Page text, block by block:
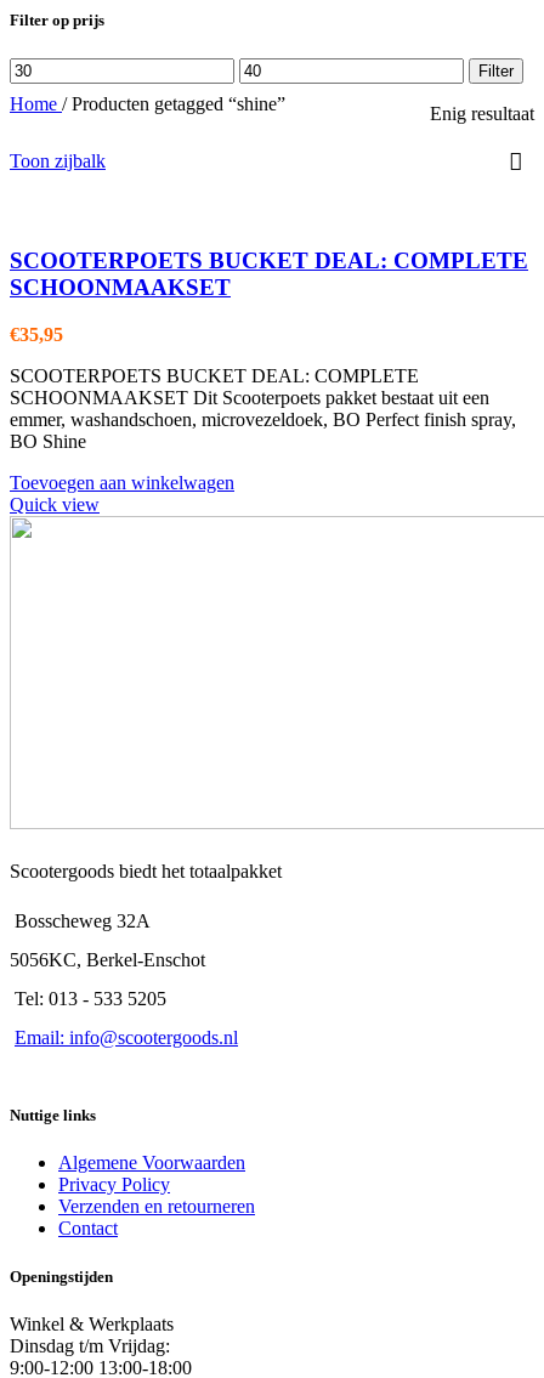
Filter op prijs
Min.
prijs
Max.
prijs
Filter
Home / Producten getagged “shine” Enig resultaat
Toon zijbalk
SCOOTERPOETS BUCKET DEAL: COMPLETE
SCHOONMAAKSET
€35,95
SCOOTERPOETS BUCKET DEAL: COMPLETE
SCHOONMAAKSET Dit Scooterpoets pakket bestaat uit een
emmer, washandschoen, microvezeldoek, BO Perfect finish spray,
BO Shine
Toevoegen aan winkelwagen
Quick view
Scootergoods biedt het totaalpakket
Bosscheweg 32A
5056KC, Berkel-Enschot
Tel: 013 - 533 5205
Email: info@scootergoods.nl
Nuttige links
Algemene Voorwaarden
Privacy Policy
Verzenden en retourneren
Contact
Openingstijden
Winkel & Werkplaats
Dinsdag t/m Vrijdag:
9:00-12:00 13:00-18:00